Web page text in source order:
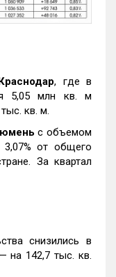
, где в
5,05 млн кв. м
кв. м.
с объемом
3,07% от общего
За квартал
снизились в
на 142,7 тыс. кв.